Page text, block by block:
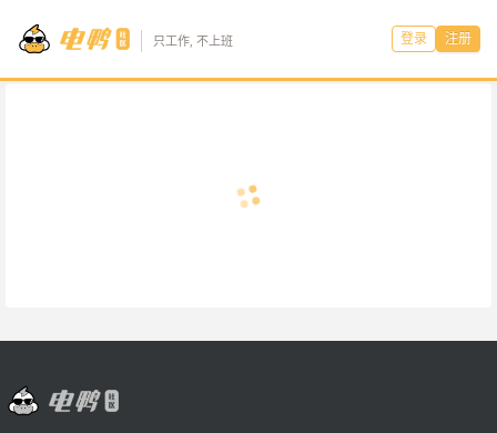
只工作, 不上班 登录 注册